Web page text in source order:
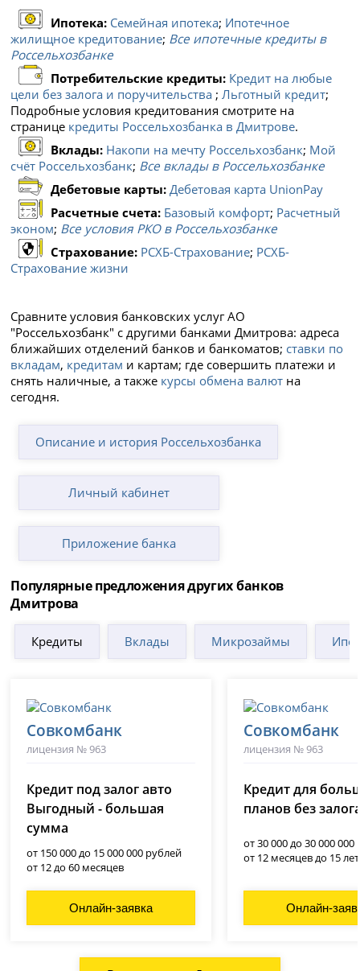
Ипотека: Семейная ипотека; Ипотечное
жилищное кредитование; Все ипотечные кредиты в
Россельхозбанке
Потребительские кредиты: Кредит на любые
цели без залога и поручительства ;Льготный кредит;
Подробные условия кредитования смотрите на
странице кредиты Россельхозбанка в Дмитрове.
Вклады: Накопи на мечту Россельхозбанк; Мой
счёт Россельхозбанк; Все вклады в Россельхозбанке
Дебетовые карты:Дебетовая карта UnionPay
Расчетные счета: Базовый комфорт; Расчетный
эконом; Все условия РКО в Россельхозбанке
Страхование: РСХБ-Страхование; РСХБ-
Страхование жизни
Сравните условия банковских услуг АО
"Россельхозбанк" с другими банками Дмитрова: адреса
ближайших отделений банков и банкоматов; ставки по
вкладам, кредитам и картам; где совершить платежи и
снять наличные, а также курсы обмена валют на
сегодня.
Описание и история Россельхозбанка
Личный кабинет
Приложение банка
Популярные предложения других банков
Дмитрова
Кредиты Вклады Микрозаймы
Совкомбанк
лицензия № 963
Кредит под залог авто
Выгодный - большая
сумма
от 150 000 до 15 000 000 рублей
от 12 до 60 месяцев
Онлайн-заявка
Совкомбанк
лицензия № 963
Кредит для
планов без
от 30 000 до 30 000 000
от 12 месяцев до 15 лет
Онлайн-